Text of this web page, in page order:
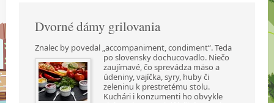
Dvorné dámy grilovania
Znalec by povedal „accompaniment, condiment“. Teda
po slovensky dochucovadlo. Niečo
zaujímavé, čo sprevádza mäso a
údeniny, vajíčka, syry, huby či
zeleninu k prestretému stolu.
Kuchári i konzumenti ho obvykle